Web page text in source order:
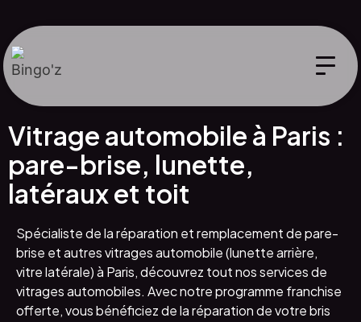
Vitrage automobile à Paris :
pare-brise, lunette,
latéraux et toit
Spécialiste de la réparation et remplacement de pare-
brise et autres vitrages automobile (lunette arrière,
vitre latérale) à Paris, découvrez tout nos services de
vitrages automobiles. Avec notre programme franchise
offerte, vous bénéficiez de la réparation de votre bris